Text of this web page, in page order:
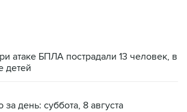
атаке БПЛА пострадали 13 человек, в
детей
день: суббота, 8 августа